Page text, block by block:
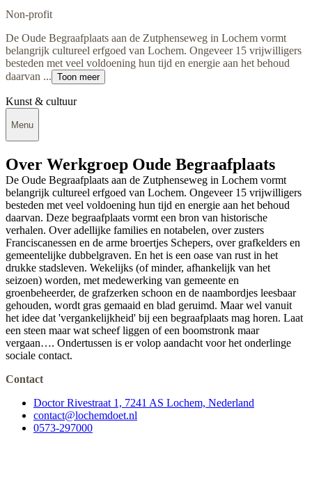
Non-profit
De Oude Begraafplaats aan de Zutphenseweg in Lochem vormt
belangrijk cultureel erfgoed van Lochem. Ongeveer 15 vrijwilligers
besteden met veel voldoening hun tijd en energie aan het behoud
daarvan ... Toon meer
Kunst & cultuur
Menu
Over Werkgroep Oude Begraafplaats
De Oude Begraafplaats aan de Zutphenseweg in Lochem vormt
belangrijk cultureel erfgoed van Lochem. Ongeveer 15 vrijwilligers
besteden met veel voldoening hun tijd en energie aan het behoud
daarvan. Deze begraafplaats vormt een bron van historische
verhalen. Over adellijke families en notabelen, over zusters
Franciscanessen en de arme broertjes Schepers, over grafkelders en
gemeentelijke dubbelgraven. En het is een oase van rust in het
drukke stadsleven. Wekelijks (of minder, afhankelijk van het
seizoen) worden, met medewerking van gemeente en
groenbeheerder, de grafzerken schoon en de naambordjes leesbaar
gehouden, wordt gras gemaaid en blad geruimd. Maar wel vanuit
het idee dat 'vergankelijkheid' bij een begraafplaats mag horen. Laat
een steen maar wat scheef liggen of een boomstronk maar
vergaan…. Ondertussen is er volop aandacht voor het onderlinge
sociale contact.
Contact
Doctor Rivestraat 1, 7241 AS Lochem, Nederland
contact@lochemdoet.nl
0573-297000